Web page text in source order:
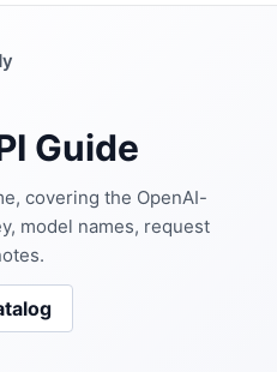
Guide
covering the OpenAI-
model names, request